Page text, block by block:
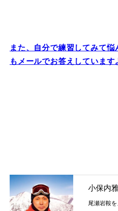
また、自分で練習してみて
もメールでお答えしています
小保内
尾瀬岩鞍